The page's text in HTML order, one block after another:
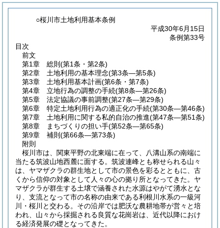
○桜川市土地利用基本条例
平成30年6月15日
条例第33号
目次
前文
第1章
総則 (第1条・第2条)
第2章
土地利用の基本理念(第3条―第5条)
第3章
土地利用基本計画(第6条・第7条)
第4章
立地行為の調整の手続(第8条―第26条)
第5章
法定協議の事前調整(第27条―第29条)
第6章
特定土地利用行為の適正化の手続(第30条―第46条)
第7章
土地利用に関する私的自治の推進(第47条―第51条)
第8章
まちづくりの担い手(第52条―第65条)
第9章
補則 (第66条―第73条)
附則
桜川市は、関東平野の北東端に在って、八溝山系の南端に
当たる筑波山地西麓に面する。筑波連峰とも称せられる山々
は、ヤマザクラの群生地として市の景色を彩るとともに、古
くから信仰の対象として人々の心の拠り所となってきた。ヤ
マザクラが群生する土壌で涵養された水源はやがて湧水とな
り、支流となって市の名称の由来である利根川水系の一級河
川・桜川と交わる。その沿岸では肥沃な農耕地帯が営々と培
われ、山々から採掘される良質な花崗岩は、近代以降におけ
る経済発展の礎となってきた。